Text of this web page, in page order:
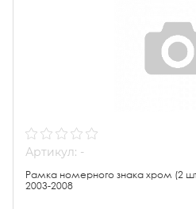
Артикул: -
Рамка номерного знака хром (2
2003-2008